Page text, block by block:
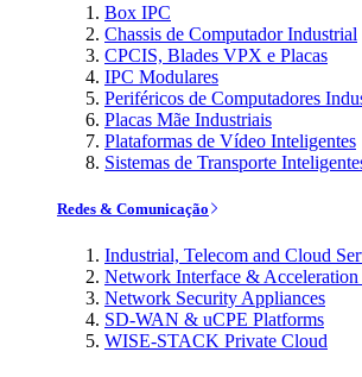
Box IPC
Chassis de Computador Industrial
CPCIS, Blades VPX e Placas
IPC Modulares
Periféricos de Computadores
Placas Mãe Industriais
Plataformas de Vídeo Inteligentes
Sistemas de Transporte
Redes & Comunicação
Industrial, Telecom and Cloud
Network Interface & Acceleration
Network Security Appliances
SD-WAN & uCPE Platforms
WISE-STACK Private Cloud